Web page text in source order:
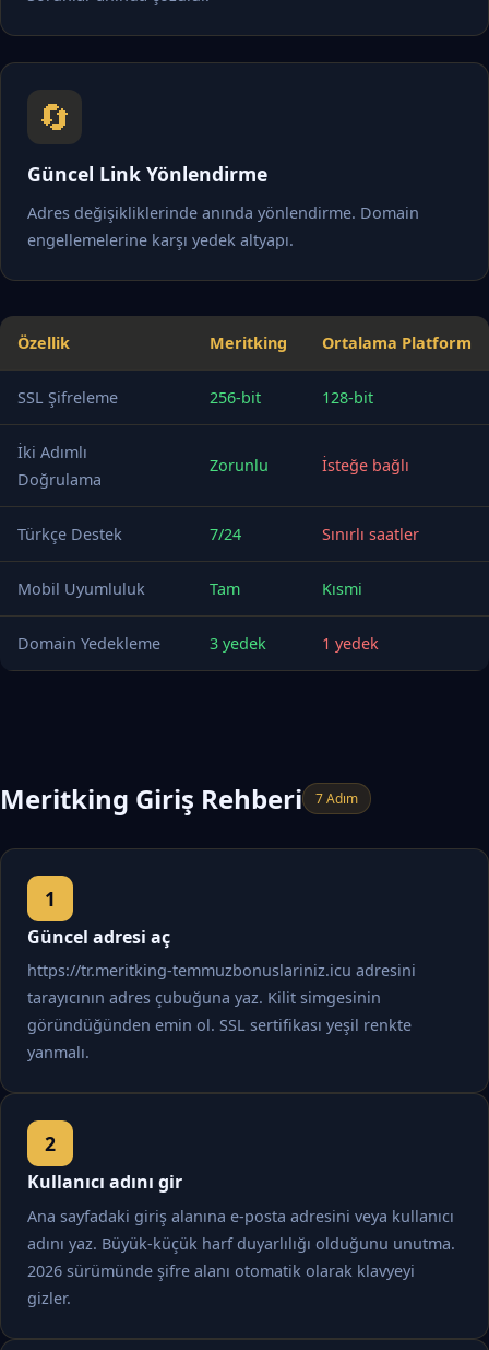
🔄
Güncel Link Yönlendirme
Adres değişikliklerinde anında yönlendirme. Domain
engellemelerine karşı yedek altyapı.
Özellik Meritking Ortalama Platform
SSL Şifreleme 256-bit 128-bit
İki Adımlı
Doğrulama
Zorunlu İsteğe bağlı
Türkçe Destek 7/24 Sınırlı saatler
Mobil Uyumluluk Tam Kısmi
Domain Yedekleme 3 yedek 1 yedek
Meritking Giriş Rehberi 7 Adım
Güncel adresi aç
https://tr.meritking-temmuzbonuslariniz.icu adresini
tarayıcının adres çubuğuna yaz. Kilit simgesinin
göründüğünden emin ol. SSL sertifikası yeşil renkte
yanmalı.
Kullanıcı adını gir
Ana sayfadaki giriş alanına e-posta adresini veya kullanıcı
adını yaz. Büyük-küçük harf duyarlılığı olduğunu unutma.
2026 sürümünde şifre alanı otomatik olarak klavyeyi
gizler.